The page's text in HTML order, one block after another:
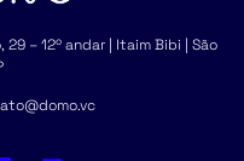
– 12º andar | Itaim Bibi | São